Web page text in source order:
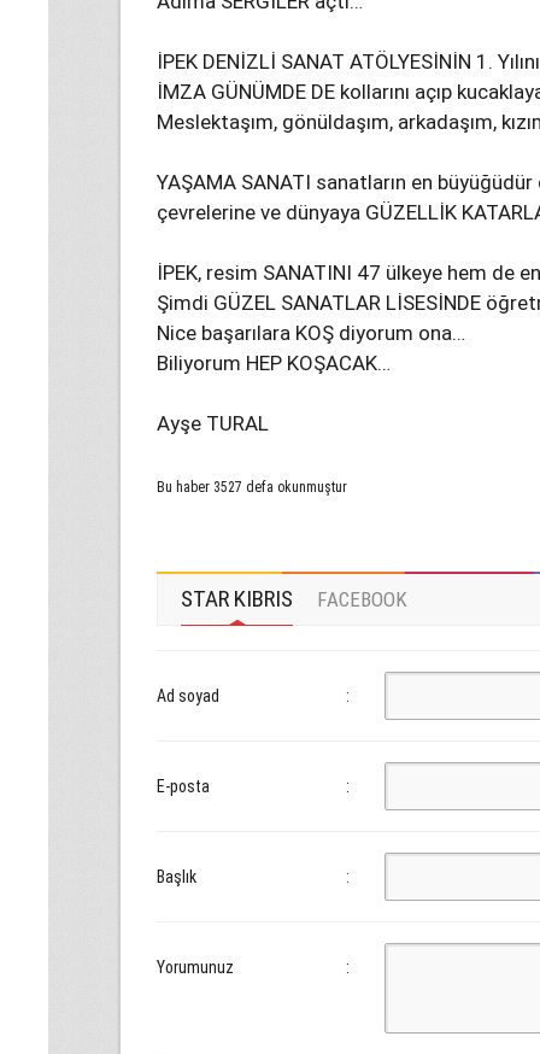
İPEK DENİZLİ SANAT ATÖLYESİNİN 1.
İMZA GÜNÜMDE DE kollarını açıp
Meslektaşım, gönüldaşım, arkadaşım,
YAŞAMA SANATI sanatların en
çevrelerine ve dünyaya GÜZELLİK
İPEK, resim SANATINI 47 ülkeye hem de
Şimdi GÜZEL SANATLAR LİSESİNDE
Nice başarılara KOŞ diyorum ona…
Biliyorum HEP KOŞACAK…
Ayşe TURAL
Bu haber 3527 defa okunmuştur
STAR KIBRIS FACEBOOK
Ad soyad :
E-posta :
Başlık :
Yorumunuz :